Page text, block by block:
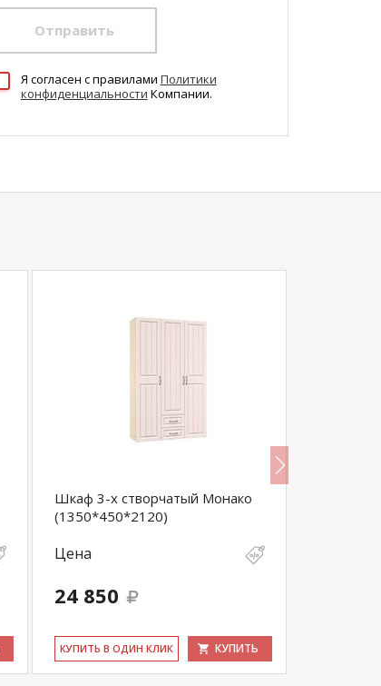
Отправить
Я согласен c правилами Политики
конфиденциальности Компании.
Шкаф 3-х створчатый Монако
(1350*450*2120)
Цена
24 850
КУ­ПИТЬ В ОДИН КЛИК КУПИТЬ